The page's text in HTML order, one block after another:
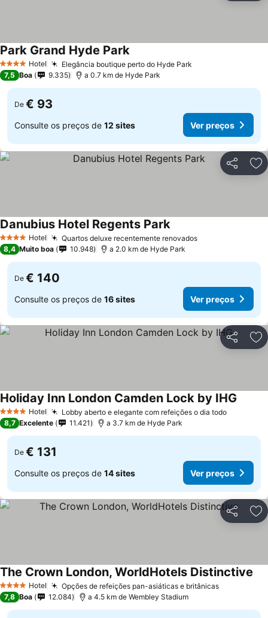
4 EstrelasHotel Elegância boutique perto do Hyde Park
Park Grand Hyde Park
7,5 Boa 9.335 a 0.7 km de Hyde Park
De € 93
Consulte os preços de 12 sites Ver preços
Partilhar
4 EstrelasHotel Quartos deluxe recentemente renovados
Danubius Hotel Regents Park
8,4 Muito boa 10.948 a 2.0 km de Hyde Park
De € 140
Consulte os preços de 16 sites Ver preços
Partilhar
4 EstrelasHotel Lobby aberto e elegante com refeições o dia todo
Holiday Inn London Camden Lock by IHG
8,7 Excelente 11.421 a 3.7 km de Hyde Park
De € 131
Consulte os preços de 14 sites Ver preços
Partilhar
4 EstrelasHotel Opções de refeições pan-asiáticas e britânicas
The Crown London, WorldHotels Distinctive
7,8 Boa 12.084 a 4.5 km de Wembley Stadium